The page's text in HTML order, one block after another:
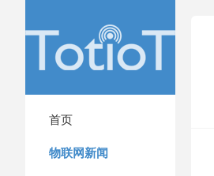
首页
物联网新闻